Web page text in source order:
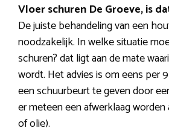
Vloer schuren De Groeve, is
De juiste behandeling van een
noodzakelijk. In welke situatie
schuren? dat ligt aan de mate
wordt. Het advies is om eens per
een schuurbeurt te geven door
er meteen een afwerklaag
of olie).